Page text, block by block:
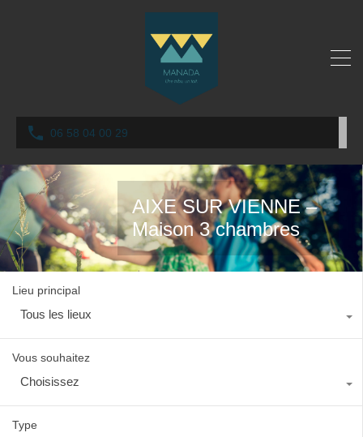
06 58 04 00 29
AIXE SUR VIENNE –
Maison 3 chambres
Lieu principal
Tous les lieux
Vous souhaitez
Choisissez
Type